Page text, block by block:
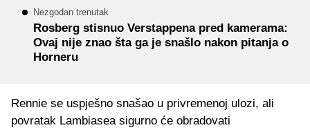
Nezgodan trenutak
Rosberg stisnuo Verstappena pred kamerama:
Ovaj nije znao šta ga je snašlo nakon pitanja o
Horneru
Rennie se uspješno snašao u privremenoj ulozi, ali
povratak Lambiasea sigurno će obradovati